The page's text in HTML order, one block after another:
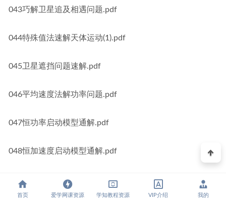
043巧解卫星追及相遇问题.pdf
044特殊值法速解天体运动(1).pdf
045卫星遮挡问题速解.pdf
046平均速度法解功率问题.pdf
047恒功率启动模型通解.pdf
048恒加速度启动模型通解.pdf
049等效法求解斜面摩擦力做功.pdf
首页 爱学网课资源 学知教程资源 VIP介绍 我的